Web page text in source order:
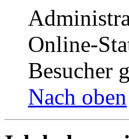
Online-
Besucher
Nach oben